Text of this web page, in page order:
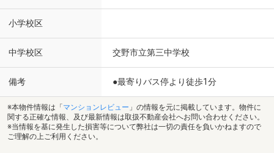
小学校区
中学校区 交野市立第三中学校
備考 ●最寄りバス停より徒歩1分
※本物件情報は「 マンションレビュー 」の情報を元に掲載しています。物件に
関する正確な情報、及び最新情報は取扱不動産会社へお問い合わせください。
※当情報を基に発生した損害等について弊社は一切の責任を負いかねますので
ご理解の上ご利用ください。